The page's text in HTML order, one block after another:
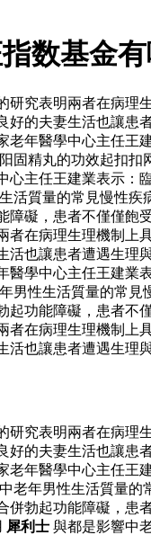
数基金
究表明兩者在病
好的夫妻生活也讓
年醫學中心主任
固精丸的功效起扣扣
主任王建業表示
活質量的常見慢性
礙，患者不僅僅
在病理生理機制
也讓患者遭遇生理
學中心主任王建
男性生活質量的常
功能障礙，患者
在病理生理機制
活也讓患者遭遇生理
究表明兩者在病
好的夫妻生活也讓
年醫學中心主任
年男性生活質量
勃起功能障礙，
犀利士 與都是影響中